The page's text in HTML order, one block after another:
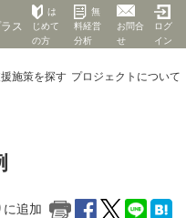
ス
は
じめて
の方
無
料経営
分析
お問合
せ
ログ
イン
施策を探す プロジェクト について
に追加